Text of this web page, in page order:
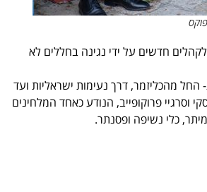
חדשים על ידי נגינה בחללים לא
מהכליזמר, דרך נעימות ישראליות ועד
וסרגיי פרוקופייב, הנודע כאחד המלחינים